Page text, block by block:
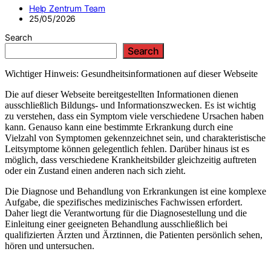
Help Zentrum Team
25/05/2026
Search
Search
Wichtiger Hinweis: Gesundheitsinformationen auf dieser Webseite
Die auf dieser Webseite bereitgestellten Informationen dienen
ausschließlich Bildungs- und Informationszwecken. Es ist wichtig
zu verstehen, dass ein Symptom viele verschiedene Ursachen haben
kann. Genauso kann eine bestimmte Erkrankung durch eine
Vielzahl von Symptomen gekennzeichnet sein, und charakteristische
Leitsymptome können gelegentlich fehlen. Darüber hinaus ist es
möglich, dass verschiedene Krankheitsbilder gleichzeitig auftreten
oder ein Zustand einen anderen nach sich zieht.
Die Diagnose und Behandlung von Erkrankungen ist eine komplexe
Aufgabe, die spezifisches medizinisches Fachwissen erfordert.
Daher liegt die Verantwortung für die Diagnosestellung und die
Einleitung einer geeigneten Behandlung ausschließlich bei
qualifizierten Ärzten und Ärztinnen, die Patienten persönlich sehen,
hören und untersuchen.